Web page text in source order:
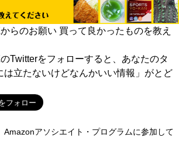
らのお願い 買って良かったものを教え
Twitterをフォローすると、あなたのタ
は立たないけどなんかいい情報」がとど
Amazonアソシエイト・プログラムに参加して